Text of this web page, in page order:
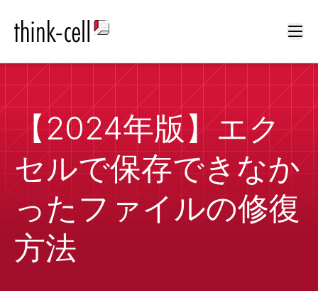
【2024年版】エク
セルで保存できなか
ったファイルの修復
方法